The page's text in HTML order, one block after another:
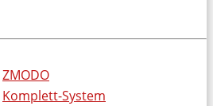
ZMODO
Komplett-System